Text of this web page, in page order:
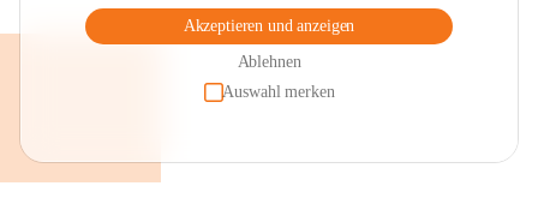
Akzeptieren und anzeigen
Ablehnen
Auswahl merken